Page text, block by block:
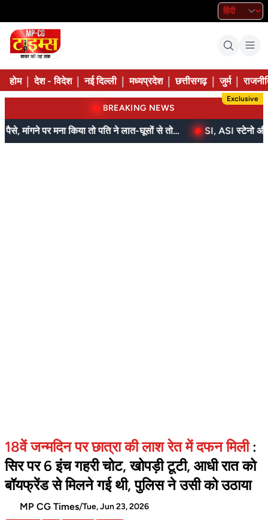
होम देश - विदेश नई दिल्ली मध्यप्रदेश छत्तीसगढ़ जुर्म
BREAKING NEWS
Exclusive
बेटे ने मां को दिए थे पैसे, मांगने पर मना किया तो पति ने लात-घूसों से तोड़ी तिल्ली; गिरफ्तार
18वें जन्मदिन पर छात्रा की लाश रेत में दफन मिली:
सिर पर 6 इंच गहरी चोट, खोपड़ी टूटी, आधी रात को
बॉयफ्रेंड से मिलने गई थी, पुलिस ने उसी को उठाया
MP CG Times/Tue, Jun 23, 2026